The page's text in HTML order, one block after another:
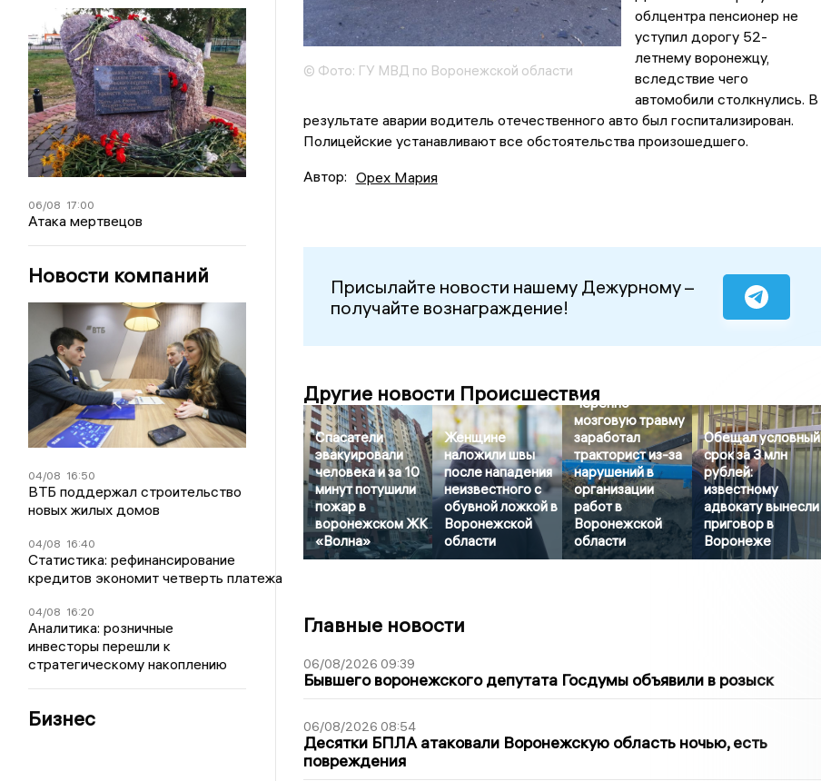
06/08 17:00
Атака мертвецов
Новости компаний
04/08 16:50
ВТБ поддержал строительство
новых жилых домов
04/08 16:40
Статистика: рефинансирование
кредитов экономит четверть платежа
04/08 16:20
Аналитика: розничные
инвесторы перешли к
стратегическому накоплению
Бизнес
© Фото: ГУ МВД по Воронежской области
облцентра пенсионер не
уступил дорогу 52-
летнему воронежцу,
вследствие чего
автомобили столкнулись. В
результате аварии водитель отечественного авто был госпитализирован.
Полицейские устанавливают все обстоятельства произошедшего.
Автор: Орех Мария
Присылайте новости нашему Дежурному –
получайте вознаграждение!
Другие новости Происшествия
Спасатели
эвакуировали
человека и за 10
минут потушили
пожар в
воронежском ЖК
«Волна»
Женщине
наложили швы
после нападения
неизвестного с
обувной ложкой в
Воронежской
области
Черепно-
мозговую травму
заработал
тракторист из-за
нарушений в
организации
работ в
Воронежской
области
Обещал условный
срок за 3 млн
рублей:
известному
адвокату вынесли
приговор в
Воронеже
Главные новости
06/08/2026 09:39
Бывшего воронежского депутата Госдумы объявили в розыск
06/08/2026 08:54
Десятки БПЛА атаковали Воронежскую область ночью, есть
повреждения